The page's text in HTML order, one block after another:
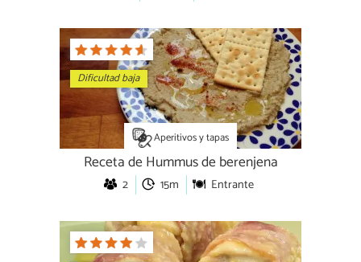
Dificultad baja
Aperitivos y tapas
Receta de Hummus de berenjena
2 15m Entrante